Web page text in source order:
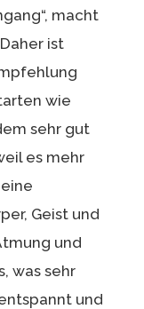
macht
ist
wie
sehr gut
es mehr
Geist und
und
was sehr
und